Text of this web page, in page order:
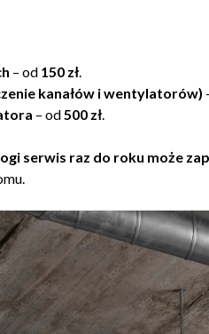
– od 150 zł.
kanałów i wentylatorów)
– od500 zł.
serwis raz do roku może